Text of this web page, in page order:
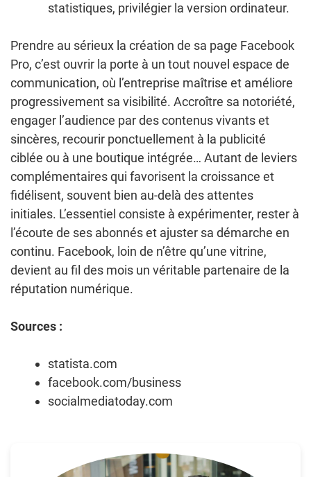
statistiques, privilégier la version ordinateur.
Prendre au sérieux la création de sa page Facebook
Pro, c’est ouvrir la porte à un tout nouvel espace de
communication, où l’entreprise maîtrise et améliore
progressivement sa visibilité. Accroître sa notoriété,
engager l’audience par des contenus vivants et
sincères, recourir ponctuellement à la publicité
ciblée ou à une boutique intégrée… Autant de leviers
complémentaires qui favorisent la croissance et
fidélisent, souvent bien au-delà des attentes
initiales. L’essentiel consiste à expérimenter, rester à
l’écoute de ses abonnés et ajuster sa démarche en
continu. Facebook, loin de n’être qu’une vitrine,
devient au fil des mois un véritable partenaire de la
réputation numérique.
Sources :
statista.com
facebook.com/business
socialmediatoday.com